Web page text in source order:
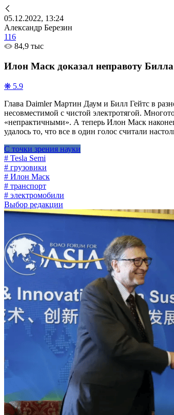
05.12.2022, 13:24
Александр Березин
116
84,9 тыс
Илон Маск доказал неправоту
❋ 5.9
Глава Daimler Мартин Даум и Билл Гейтс в
несовместимой с чистой электротягой.
«непрактичными». А теперь Илон Маск
удалось то, что все в один голос считали
С точки зрения науки
# Tesla Semi
# грузовики
# Илон Маск
# транспорт
# электромобили
Выбор редакции